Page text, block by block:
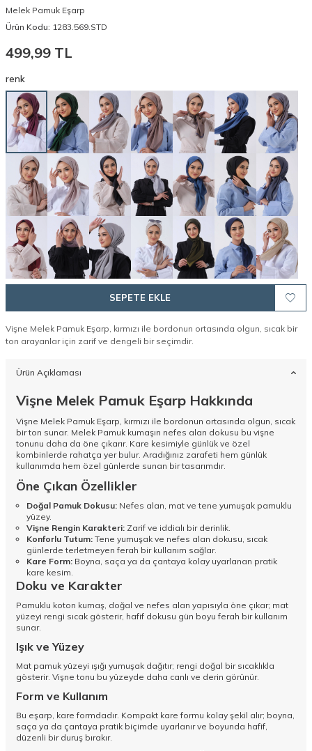
Melek Pamuk Eşarp
Ürün Kodu: 1283.569.STD
499,99 TL
renk
SEPETE EKLE
Vişne Melek Pamuk Eşarp, kırmızı ile bordonun ortasında olgun, sıcak bir
ton arayanlar için zarif ve dengeli bir seçimdir.
Ürün Açıklaması
Vişne Melek Pamuk Eşarp Hakkında
Vişne Melek Pamuk Eşarp, kırmızı ile bordonun ortasında olgun, sıcak
bir ton sunar. Melek Pamuk kumaşın nefes alan dokusu bu vişne
tonunu daha da öne çıkarır. Kare kesimiyle günlük ve özel
kombinlerde rahatça yer bulur. Aradığınız zarafeti hem günlük
kullanımda hem özel günlerde sunan bir tasarımdır.
Öne Çıkan Özellikler
Doğal Pamuk Dokusu: Nefes alan, mat ve tene yumuşak pamuklu
yüzey.
Vişne Rengin Karakteri: Zarif ve iddialı bir derinlik.
Konforlu Tutum: Tene yumuşak ve nefes alan dokusu, sıcak
günlerde terletmeyen ferah bir kullanım sağlar.
Kare Form: Boyna, saça ya da çantaya kolay uyarlanan pratik
kare kesim.
Doku ve Karakter
Pamuklu koton kumaş, doğal ve nefes alan yapısıyla öne çıkar; mat
yüzeyi rengi sıcak gösterir, hafif dokusu gün boyu ferah bir kullanım
sunar.
Işık ve Yüzey
Mat pamuk yüzeyi ışığı yumuşak dağıtır; rengi doğal bir sıcaklıkla
gösterir. Vişne tonu bu yüzeyde daha canlı ve derin görünür.
Form ve Kullanım
Bu eşarp, kare formdadır. Kompakt kare formu kolay şekil alır; boyna,
saça ya da çantaya pratik biçimde uyarlanır ve boyunda hafif,
düzenli bir duruş bırakır.